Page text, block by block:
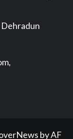
,
by AF